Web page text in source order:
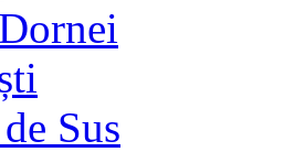
Sus